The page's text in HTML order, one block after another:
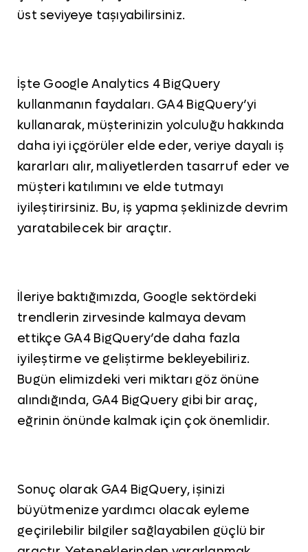
üst seviyeye taşıyabilirsiniz.
İşte Google Analytics 4 BigQuery
kullanmanın faydaları. GA4 BigQuery’yi
kullanarak, müşterinizin yolculuğu hakkında
daha iyi içgörüler elde eder, veriye dayalı iş
kararları alır, maliyetlerden tasarruf eder ve
müşteri katılımını ve elde tutmayı
iyileştirirsiniz. Bu, iş yapma şeklinizde devrim
yaratabilecek bir araçtır.
İleriye baktığımızda, Google sektördeki
trendlerin zirvesinde kalmaya devam
ettikçe GA4 BigQuery’de daha fazla
iyileştirme ve geliştirme bekleyebiliriz.
Bugün elimizdeki veri miktarı göz önüne
alındığında, GA4 BigQuery gibi bir araç,
eğrinin önünde kalmak için çok önemlidir.
Sonuç olarak GA4 BigQuery, işinizi
büyütmenize yardımcı olacak eyleme
geçirilebilir bilgiler sağlayabilen güçlü bir